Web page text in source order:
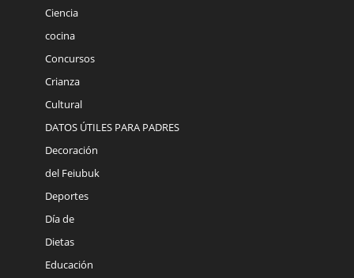
Ciencia
cocina
Concursos
Crianza
Cultural
DATOS ÚTILES PARA PADRES
Decoración
del Feiubuk
Deportes
Día de
Dietas
Educación